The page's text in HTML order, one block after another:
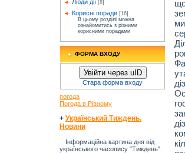
Люди дії [8]
Корисні поради [16]
В цьому розділі можна
ознайомитись з різними
корисними порадами
ФОРМА ВХОДУ
Увійти через uID
Стара форма входу
погода
Погода в Рівному
+ Український Тиждень.
Новини
Інформаційна картина дня від
українського часопису "Тиждень".